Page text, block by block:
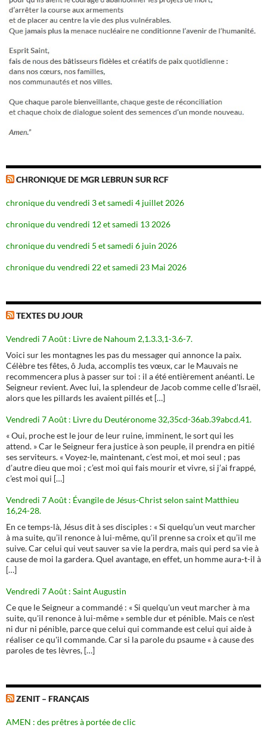
CHRONIQUE DE MGR LEBRUN SUR RCF
chronique du vendredi 3 et samedi 4 juillet 2026
chronique du vendredi 12 et samedi 13 2026
chronique du vendredi 5 et samedi 6 juin 2026
chronique du vendredi 22 et samedi 23 Mai 2026
TEXTES DU JOUR
Vendredi 7 Août : Livre de Nahoum 2,1.3.3,1-3.6-7.
Voici sur les montagnes les pas du messager qui annonce la paix.
Célèbre tes fêtes, ô Juda, accomplis tes vœux, car le Mauvais ne
recommencera plus à passer sur toi : il a été entièrement anéanti. Le
Seigneur revient. Avec lui, la splendeur de Jacob comme celle d’Israël,
alors que les pillards les avaient pillés et […]
Vendredi 7 Août : Livre du Deutéronome 32,35cd-36ab.39abcd.41.
« Oui, proche est le jour de leur ruine, imminent, le sort qui les
attend. » Car le Seigneur fera justice à son peuple, il prendra en pitié
ses serviteurs. « Voyez-le, maintenant, c’est moi, et moi seul ; pas
d’autre dieu que moi ; c’est moi qui fais mourir et vivre, si j’ai frappé,
c’est moi qui […]
Vendredi 7 Août : Évangile de Jésus-Christ selon saint Matthieu
16,24-28.
En ce temps-là, Jésus dit à ses disciples : « Si quelqu’un veut marcher
à ma suite, qu’il renonce à lui-même, qu’il prenne sa croix et qu’il me
suive. Car celui qui veut sauver sa vie la perdra, mais qui perd sa vie à
cause de moi la gardera. Quel avantage, en effet, un homme aura-t-il à
[…]
Vendredi 7 Août : Saint Augustin
Ce que le Seigneur a commandé : « Si quelqu'un veut marcher à ma
suite, qu'il renonce à lui-même » semble dur et pénible. Mais ce n'est
ni dur ni pénible, parce que celui qui commande est celui qui aide à
réaliser ce qu'il commande. Car si la parole du psaume « à cause des
paroles de tes lèvres, […]
ZENIT – FRANÇAIS
AMEN : des prêtres à portée de clic